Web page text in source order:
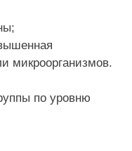
микроорганизмов.
по уровню